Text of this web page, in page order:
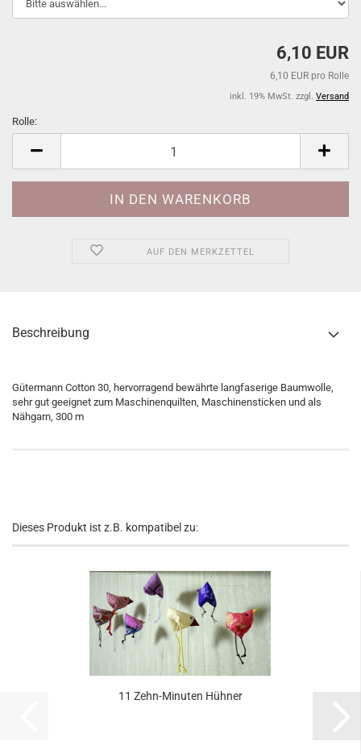
6,10 EUR
6,10 EUR pro Rolle
inkl. 19% MwSt. zzgl. Versand
Rolle:
AUF DEN MERKZETTEL
Beschreibung
Gütermann Cotton 30, hervorragend bewährte langfaserige Baumwolle,
sehr gut geeignet zum Maschinenquilten, Maschinensticken und als
Nähgarn, 300 m
Dieses Produkt ist z.B. kompatibel zu:
11 Zehn-Minuten Hühner